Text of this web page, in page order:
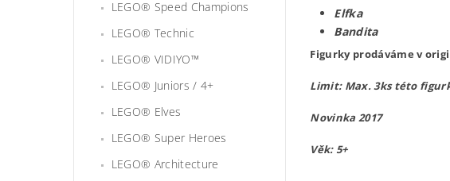
LEGO® Speed Champions
LEGO® Technic
LEGO® VIDIYO™
LEGO® Juniors / 4+
LEGO® Elves
LEGO® Super Heroes
LEGO® Architecture
Elfka
Bandita
Figurky prodáváme v
Limit: Max. 3ks této
Novinka 2017
Věk: 5+